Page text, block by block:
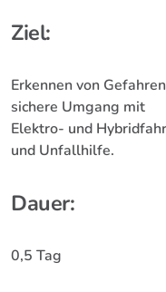
Ziel:
Erkennen von
sichere Umgang mit
Elektro- und
und Unfallhilfe.
Dauer:
0,5 Tag